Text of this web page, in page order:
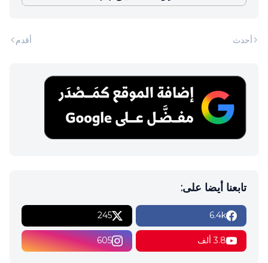
أحدث أقدم
تابعنا أيضا على:
6.4k
245
3.8 ألف 605